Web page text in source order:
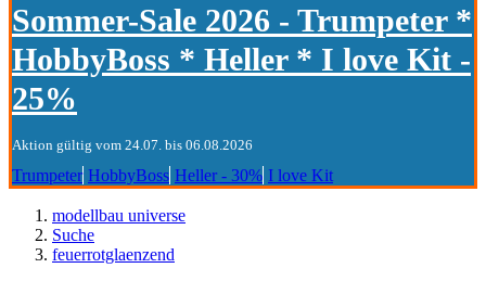
Sommer-Sale 2026 - Trumpeter *
HobbyBoss * Heller * I love Kit -
25%
Aktion gültig vom 24.07. bis 06.08.2026
Trumpeter HobbyBoss Heller - 30% I love Kit
modellbau universe
Suche
feuerrotglaenzend